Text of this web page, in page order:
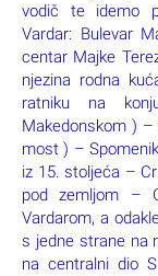
vodič te idemo
Vardar: Bulevar
centar Majke
njezina rodna
ratniku na
Makedonskom )
most ) –
iz 15. stoljeća –
pod zemljom –
Vardarom, a
s jedne strane na
na centralni dio